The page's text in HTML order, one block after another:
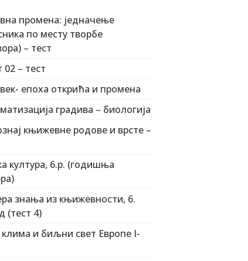
промена: једначење
по месту творбе
– тест
02 – тест
епоха открића и промена
градива – биологија
књижевне родове и врсте –
култура, 6.р. (годишња
знања из књижевности, 6.
(тест 4)
и биљни свет Европе I-